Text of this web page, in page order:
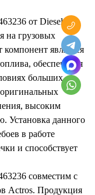
от Diesel
на грузовых
является
обеспечивая
больших
высоким
Установка данного
в работе
и способствует
совместим с
Actros. Продукция